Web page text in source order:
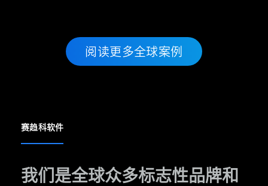
阅读更多全球案例
赛趋科软件
我们是全球众多标志性品牌和